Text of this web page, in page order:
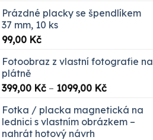
byla:
999,00 Kč.
je:
Prázdné placky se špendlíkem
37 mm, 10 ks
99,00 Kč
Fotoobraz z vlastní fotografie na
plátně
399,00 Kč – 1099,00 KčRozpětí
399,00 Kč
až
Fotka / placka magnetická na
lednici s vlastním obrázkem –
nahrát hotový návrh